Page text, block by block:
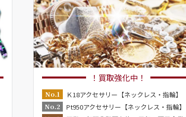
！買取強化中！
No.1
Ｋ18アクセサリー【ネックレス・指輪】
No.2
Pt950アクセサリー【ネックレス・指輪】